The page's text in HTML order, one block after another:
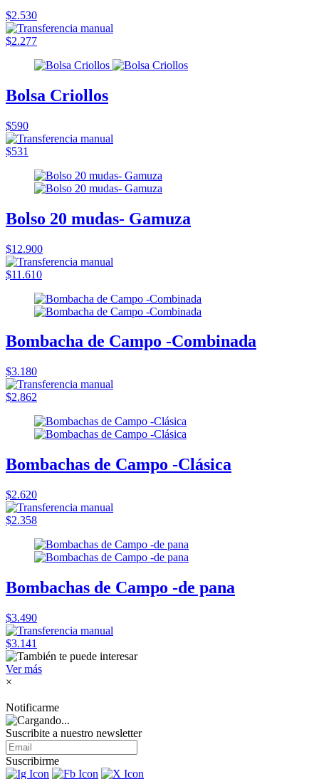
$2.530
$2.277
Bolsa Criollos
$590
$531
Bolso 20 mudas- Gamuza
$12.900
$11.610
Bombacha de Campo -Combinada
$3.180
$2.862
Bombachas de Campo -Clásica
$2.620
$2.358
Bombachas de Campo -de pana
$3.490
$3.141
Ver más
×
Notificarme
Suscribite a nuestro newsletter
Suscribirme